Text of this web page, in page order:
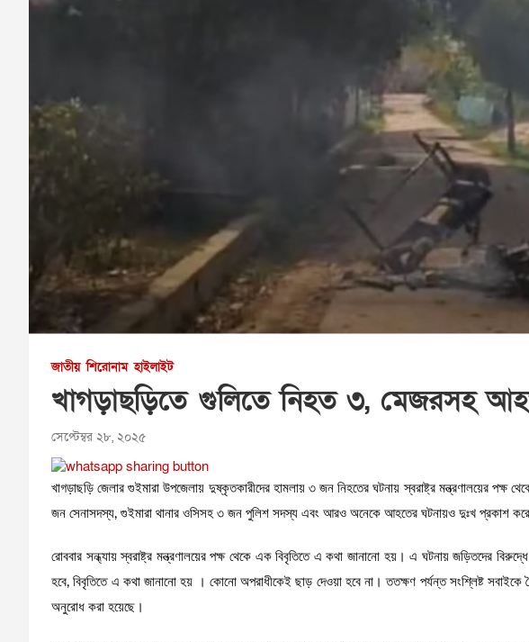
জাতীয় শিরোনাম হাইলাইট
খাগড়াছড়িতে গুলিতে নিহত ৩, মেজরসহ
সেপ্টেম্বর ২৮, ২০২৫
খাগড়াছড়ি জেলার গুইমারা উপজেলায় দুষ্কৃতকারীদের হামলায় ৩ জন নিহতের ঘটনায় স্বরাষ্ট্র মন্ত্রণালয়ের
জন সেনাসদস্য, গুইমারা থানার ওসিসহ ৩ জন পুলিশ সদস্য এবং আরও অনেকে আহতের ঘটনায়ও দুঃখ প্রকাশ
রোববার সন্ধ্যায় স্বরাষ্ট্র মন্ত্রণালয়ের পক্ষ থেকে এক বিবৃতিতে এ কথা জানানো হয়। এ ঘটনায় জড়িতদের
হবে, বিবৃতিতে এ কথা জানানো হয় । কোনো অপরাধীকেই ছাড় দেওয়া হবে না। ততক্ষণ পর্যন্ত সংশ্লিষ্ট সবাইকে
অনুরোধ করা হয়েছে।